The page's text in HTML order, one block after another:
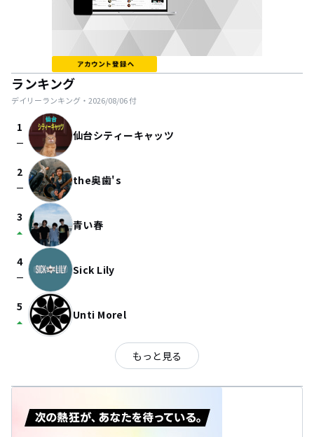
ランキング
デイリーランキング・ 2026/08/06付
1
check_indeterminate_small 仙台シティーキャッツ
2
check_indeterminate_small the奥歯's
3
arrow_drop_up 青い春
4
check_indeterminate_small Sick Lily
5
arrow_drop_up Unti Morel
もっと見る